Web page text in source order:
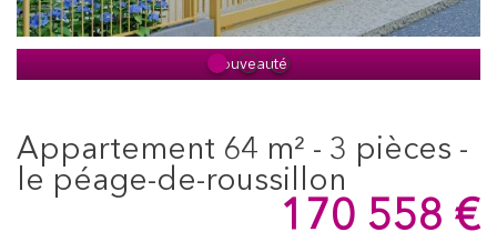
Nouveauté
appartement 64 m² - 3 pièces -
le péage-de-roussillon
170 558 €